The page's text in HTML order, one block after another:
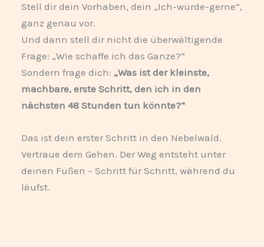
Stell dir dein Vorhaben, dein „Ich-würde-gerne“,
ganz genau vor.
Und dann stell dir nicht die überwältigende
Frage: „Wie schaffe ich das Ganze?“
Sondern frage dich: „Was ist der kleinste,
machbare, erste Schritt, den ich in den
nächsten 48 Stunden tun könnte?“
Das ist dein erster Schritt in den Nebelwald.
Vertraue dem Gehen. Der Weg entsteht unter
deinen Füßen – Schritt für Schritt, während du
läufst.